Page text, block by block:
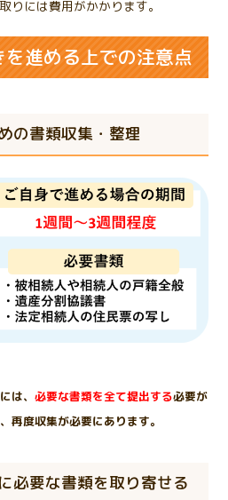
には費用がかかります。
進める上での注意点
の書類収集・整理
は、必要な書類を全て提出する必要が
再度収集が必要にあります。
必要な書類を取り寄せる